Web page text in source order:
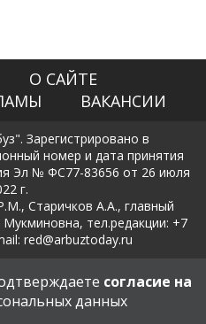
О САЙТЕ
ВАКАНСИИ
Зарегистрировано в
номер и дата принятия
Эл № ФС77-83656 от 26 июля
г.
Старичков А.А., главный
тел.редакции: +7
red@arbuztoday.ru
и защиты персональных
согласие на
данных